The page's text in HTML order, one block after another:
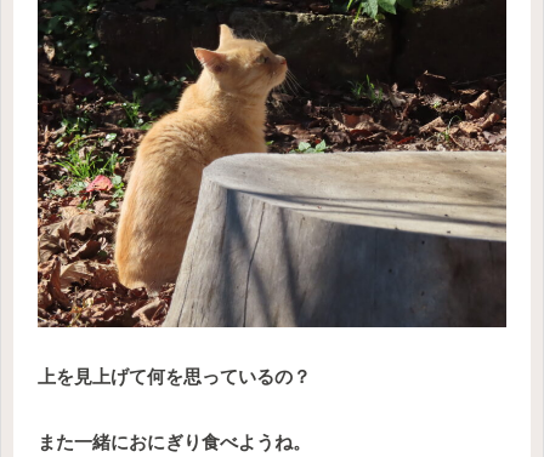
上を見上げて何を思っているの？
また一緒におにぎり食べようね。